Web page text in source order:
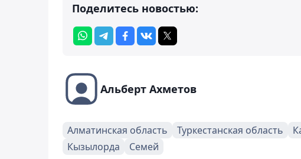
Поделитесь новостью:
Альберт Ахметов
Алматинская область Туркестанская область
Кызылорда
Семей